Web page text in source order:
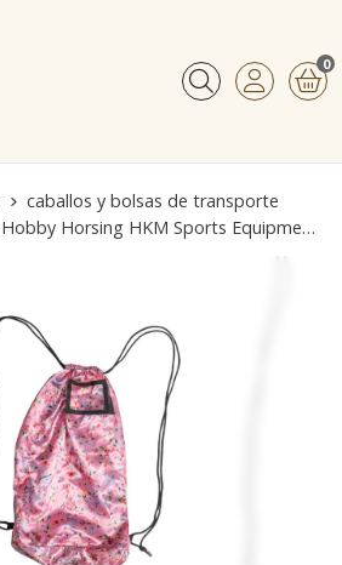
Buscar
0
caballos y bolsas de transporte
Bolsa de transporte Hobby Horsing HKM Sports Equipment color rosa estampado flores